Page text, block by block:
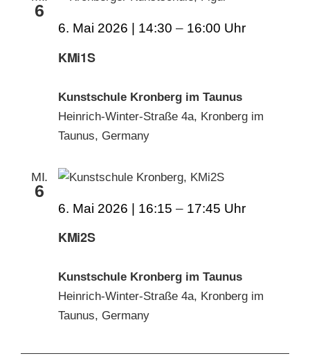
6
KMi1S
6. Mai 2026 | 14:30 – 16:00
Kunstschule Kronberg im Taunus
Heinrich-Winter-Straße 4a, Kronberg im
Taunus, Germany
MI.
6
KMi2S
6. Mai 2026 | 16:15 – 17:45
Kunstschule Kronberg im Taunus
Heinrich-Winter-Straße 4a, Kronberg im
Taunus, Germany